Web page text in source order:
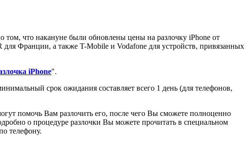
что накануне были обновлены цены на разлочку iPhone от
Франции, а также T-Mobile и Vodafone для устройств, привязанных
iPhone".
срок ожидания составляет всего 1 день (для телефонов,
помочь Вам разлочить его, после чего Вы сможете полноценно
о процедуре разлочки Вы можете прочитать в специальном
телефону.